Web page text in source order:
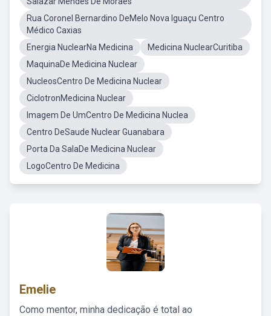
Rua Coronel Bernardino DeMelo Nova Iguaçu Centro
Médico Caxias
Energia NuclearNa Medicina
Medicina NuclearCuritiba
MaquinaDe Medicina Nuclear
NucleosCentro De Medicina Nuclear
CiclotronMedicina Nuclear
Imagem De UmCentro De Medicina Nuclea
Centro DeSaude Nuclear Guanabara
Porta Da SalaDe Medicina Nuclear
LogoCentro De Medicina
Emelie
Como mentor, minha dedicação é total ao